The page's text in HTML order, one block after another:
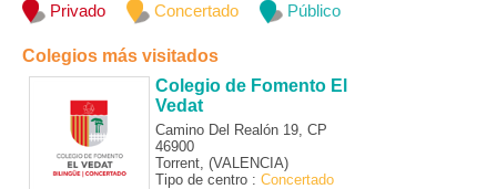
Privado Concertado Público
Colegios más visitados
Colegio de Fomento El
Vedat
Camino Del Realón 19, CP
46900
Torrent, (VALENCIA)
Tipo de centro : Concertado